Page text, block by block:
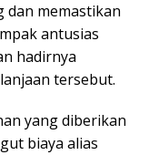
dan memastikan
antusias
hadirnya
tersebut.
yang diberikan
biaya alias